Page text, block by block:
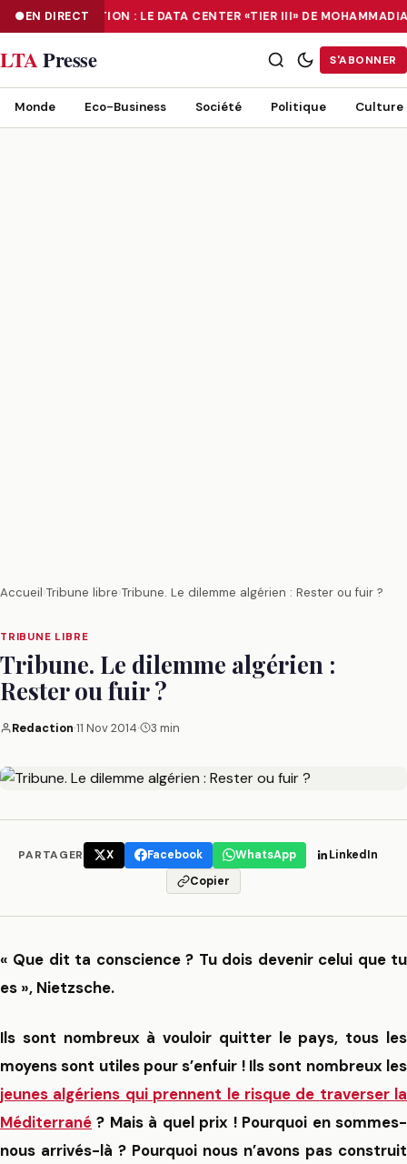
EN DIRECT
NUMÉRISATION : LE DATA CENTER «TIER III» DE
NUMÉRISATION : LE DATA CENTER «TIER III» DE MOHAMMADIA, UN
LTAPresse S'ABONNER
Monde Eco-Business Société Politique Culture
Accueil›Tribune libre›Tribune. Le dilemme algérien : Rester ou fuir ?
TRIBUNE LIBRE
Tribune. Le dilemme algérien :
Rester ou fuir ?
Redaction·11 Nov 2014· 3 min
PARTAGER X Facebook WhatsApp
LinkedIn
Copier
« Que dit ta conscience ? Tu dois devenir celui que tu
es », Nietzsche.
Ils sont nombreux à vouloir quitter le pays, tous les
moyens sont utiles pour s’enfuir ! Ils sont nombreux les
jeunes algériens qui prennent le risque de traverser la
Méditerrané ? Mais à quel prix ! Pourquoi en sommes-
nous arrivés-là ? Pourquoi nous n’avons pas construit